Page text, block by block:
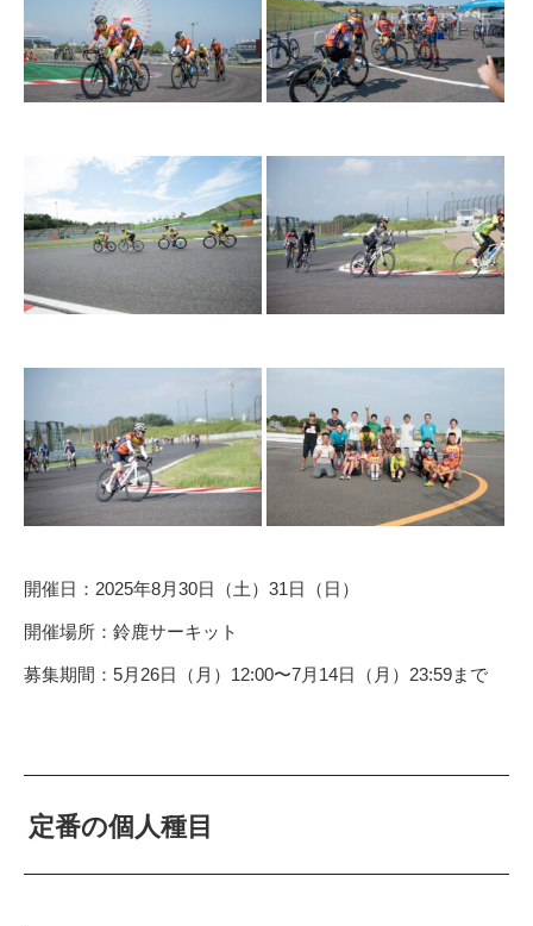
開催日：2025年8月30日（土）31日（日）
開催場所：鈴鹿サーキット
募集期間：5月26日（月）12:00〜7月14日（月）23:59まで
定番の個人種目